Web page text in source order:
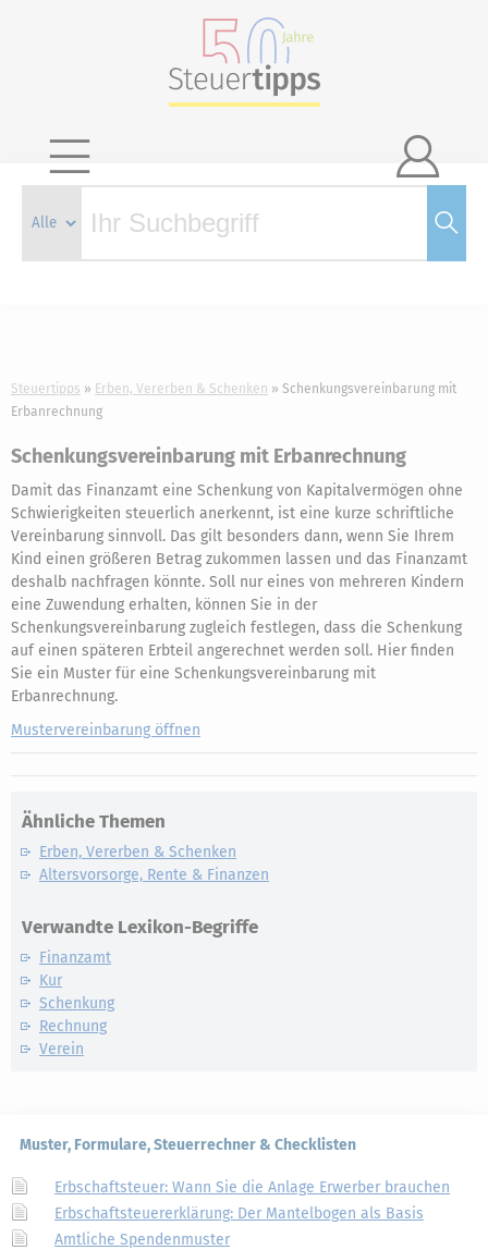

Steuertipps Erben, Vererben & Schenken
Schenkungsvereinbarung mit
Erbanrechnung
Schenkungsvereinbarung mit Erbanrechnung
Damit das Finanzamt eine Schenkung von Kapitalvermögen ohne
Schwierigkeiten steuerlich anerkennt, ist eine kurze schriftliche
Vereinbarung sinnvoll. Das gilt besonders dann, wenn Sie Ihrem
Kind einen größeren Betrag zukommen lassen und das Finanzamt
deshalb nachfragen könnte. Soll nur eines von mehreren Kindern
eine Zuwendung erhalten, können Sie in der
Schenkungsvereinbarung zugleich festlegen, dass die Schenkung
auf einen späteren Erbteil angerechnet werden soll. Hier finden
Sie ein Muster für eine Schenkungsvereinbarung mit
Erbanrechnung.
Mustervereinbarung öffnen
Ähnliche Themen
Erben, Vererben & Schenken
Altersvorsorge, Rente & Finanzen
Verwandte Lexikon-Begriffe
Finanzamt
Kur
Schenkung
Rechnung
Verein
Muster, Formulare, Steuerrechner & Checklisten
Erbschaftsteuer: Wann Sie die Anlage Erwerber brauchen
Erbschaftsteuererklärung: Der Mantelbogen als Basis
Amtliche Spendenmuster